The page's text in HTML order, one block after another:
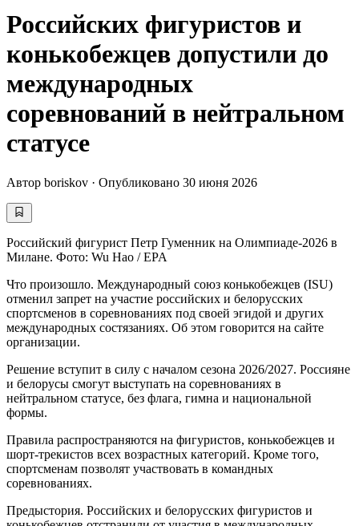
Российских фигуристов и
конькобежцев допустили до
международных
соревнований в нейтральном
статусе
Автор boriskov · Опубликовано 30 июня 2026
Российский фигурист Петр Гуменник на Олимпиаде-2026 в
Милане. Фото: Wu Hao / EPA
Что произошло. Международный союз конькобежцев (ISU)
отменил запрет на участие российских и белорусских
спортсменов в соревнованиях под своей эгидой и других
международных состязаниях. Об этом говорится на сайте
организации.
Решение вступит в силу с началом сезона 2026/2027. Россияне
и белорусы смогут выступать на соревнованиях в
нейтральном статусе, без флага, гимна и национальной
формы.
Правила распространяются на фигуристов, конькобежцев и
шорт-трекистов всех возрастных категорий. Кроме того,
спортсменам позволят участвовать в командных
соревнованиях.
Предыстория. Российских и белорусских фигуристов и